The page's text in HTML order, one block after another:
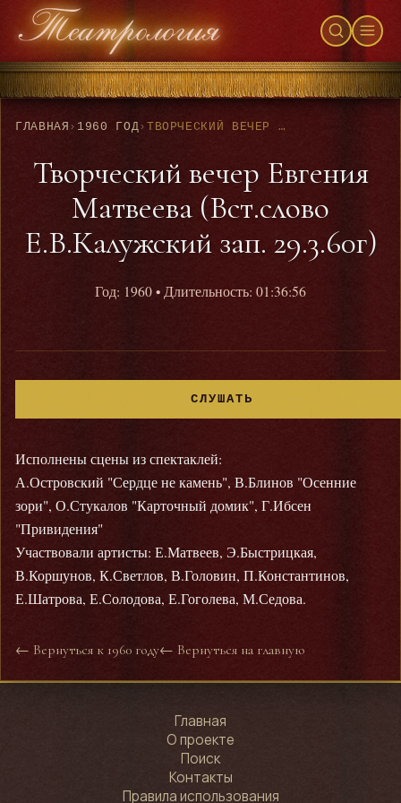
ГЛАВНАЯ › 1960 ГОД› ТВОРЧЕСКИЙ ВЕЧЕР ЕВГЕНИЯ МАТВЕЕВА (ВСТ.СЛОВО Е.В.КАЛУЖСКИЙ ЗАП. 29.3.60Г)
Творческий вечер Евгения
Матвеева (Вст.слово
Е.В.Калужский зап. 29.3.60г)
Год: 1960• Длительность: 01:36:56
СЛУШАТЬ
Исполнены сцены из спектаклей:
А.Островский "Сердце не камень", В.Блинов "Осенние
зори", О.Стукалов "Карточный домик", Г.Ибсен
"Привидения"
Участвовали артисты: Е.Матвеев, Э.Быстрицкая,
В.Коршунов, К.Светлов, В.Головин, П.Константинов,
Е.Шатрова, Е.Солодова, Е.Гоголева, М.Седова.
← Вернуться к 1960 году← Вернуться на главную
Главная
О проекте
Поиск
Контакты
Правила использования